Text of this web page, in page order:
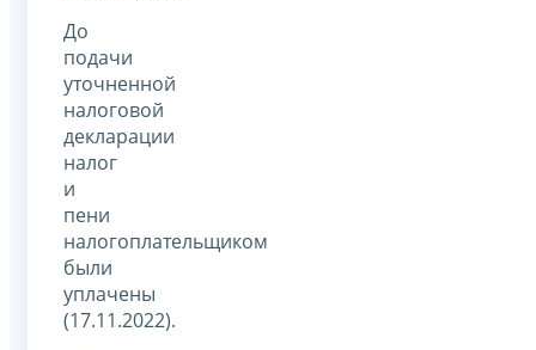
До
подачи
уточненной
налоговой
декларации
налог
и
пени
налогоплательщиком
были
уплачены
(17.11.2022).